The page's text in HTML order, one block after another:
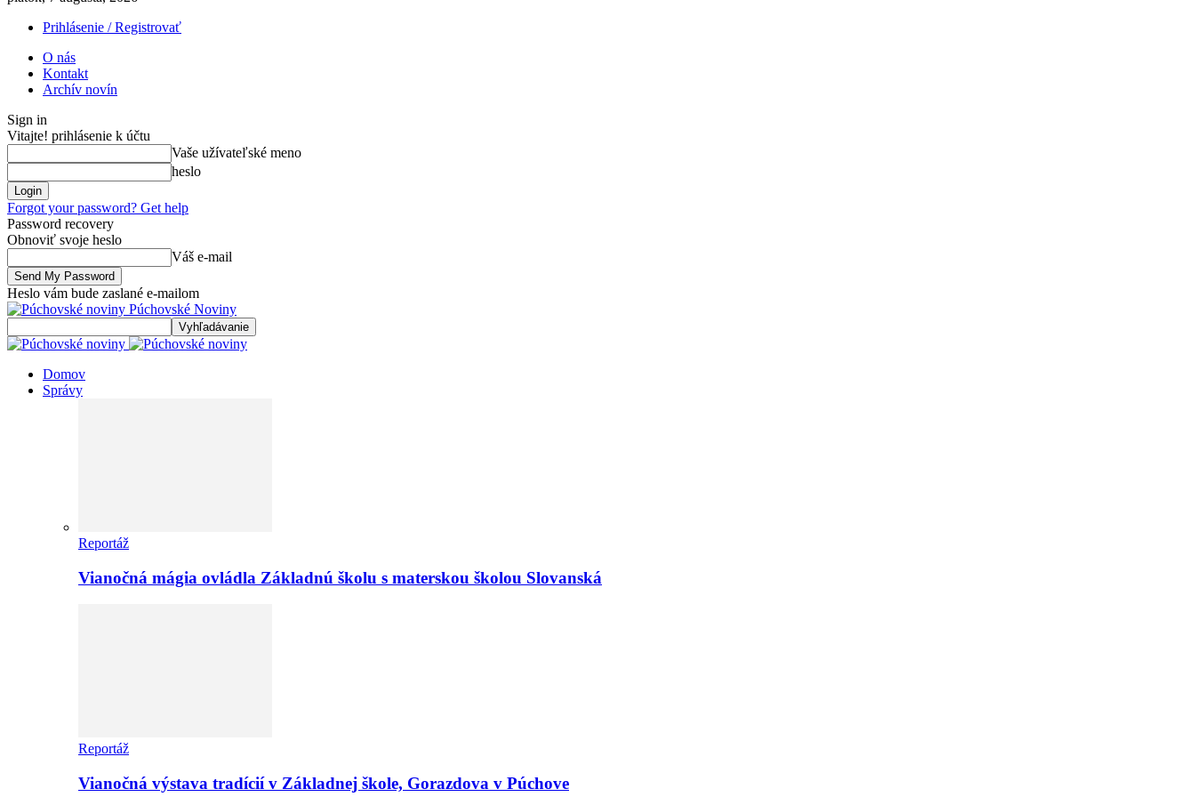
Prihlásenie / Registrovať
O nás
Kontakt
Archív novín
Sign in
Vitajte! prihlásenie k účtu
Vaše užívateľské meno
heslo
Forgot your password? Get help
Password recovery
Obnoviť svoje heslo
Váš e-mail
Heslo vám bude zaslané e-mailom
Púchovské Noviny
Domov
Správy
Reportáž
Vianočná mágia ovládla Základnú školu s materskou školou Slovanská
Reportáž
Vianočná výstava tradícií v Základnej škole, Gorazdova v Púchove